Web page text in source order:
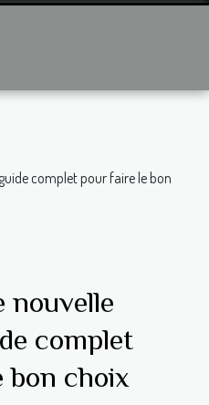
complet pour faire le bon
nouvelle
complet
bon choix